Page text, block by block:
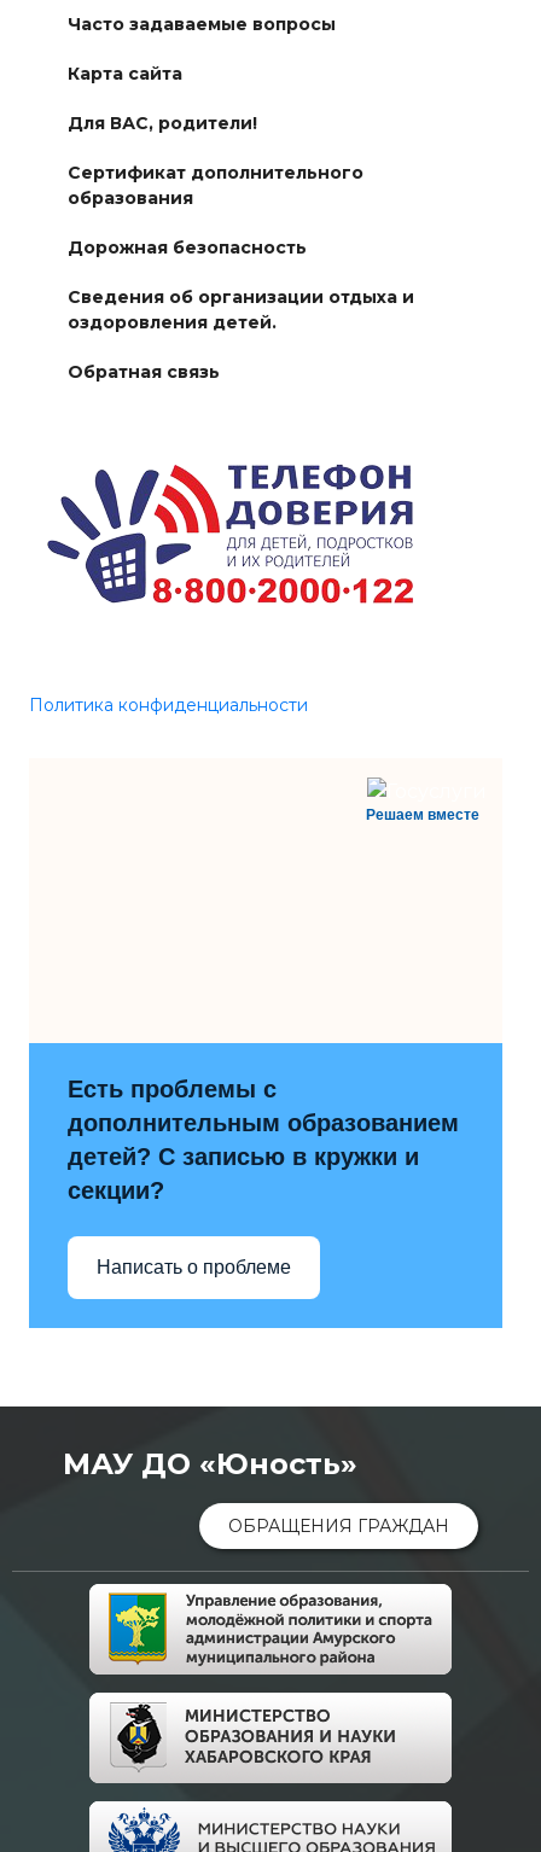
Часто задаваемые вопросы
Карта сайта
Для ВАС, родители!
Сертификат дополнительного
образования
Дорожная безопасность
Сведения об организации отдыха и
оздоровления детей.
Обратная связь
Политика конфиденциальности
Решаем вместе
Есть проблемы с
дополнительным образованием
детей? С записью в кружки и
секции?
Написать о проблеме
МАУ ДО «Юность»
ОБРАЩЕНИЯ ГРАЖДАН